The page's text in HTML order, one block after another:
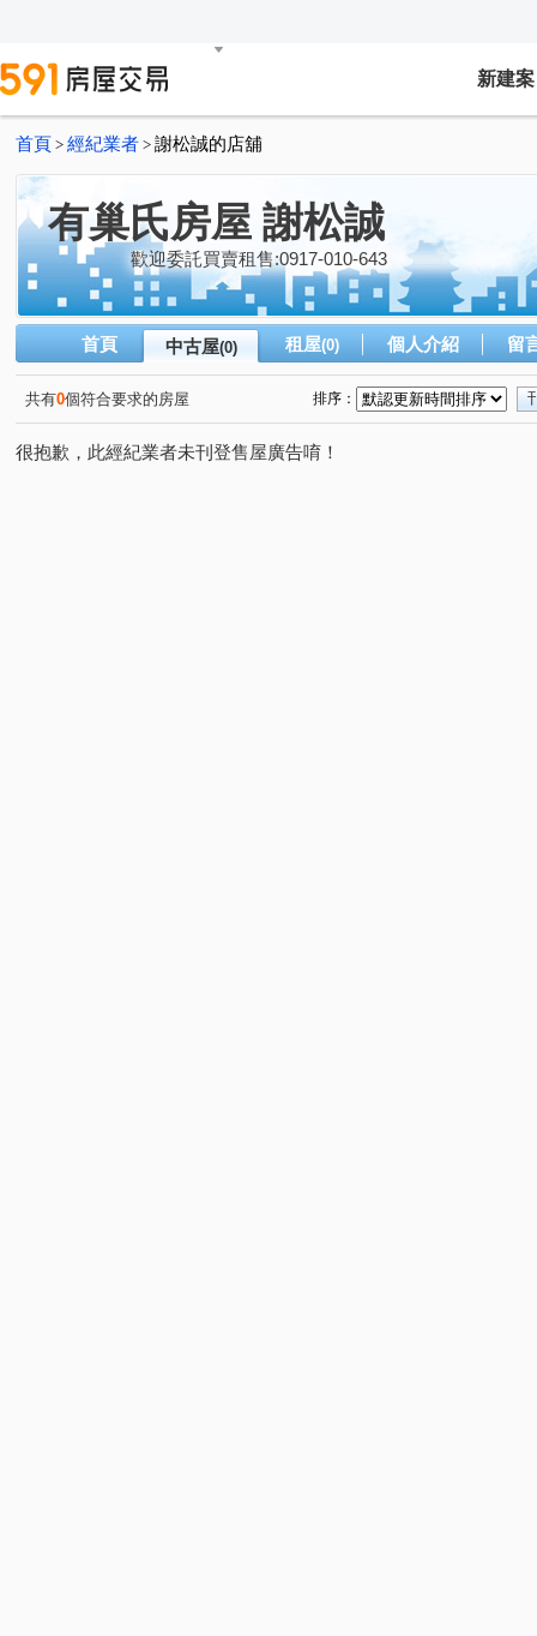
新建案
首頁 > 經紀業者 > 謝松誠的店舖
有巢氏房屋 謝松誠
歡迎委託買賣租售:0917-010-643
首頁 中古屋(0) 租屋(0) 個人介紹 留
共有0個符合要求的房屋 排序：
很抱歉，此經紀業者未刊登售屋廣告唷！